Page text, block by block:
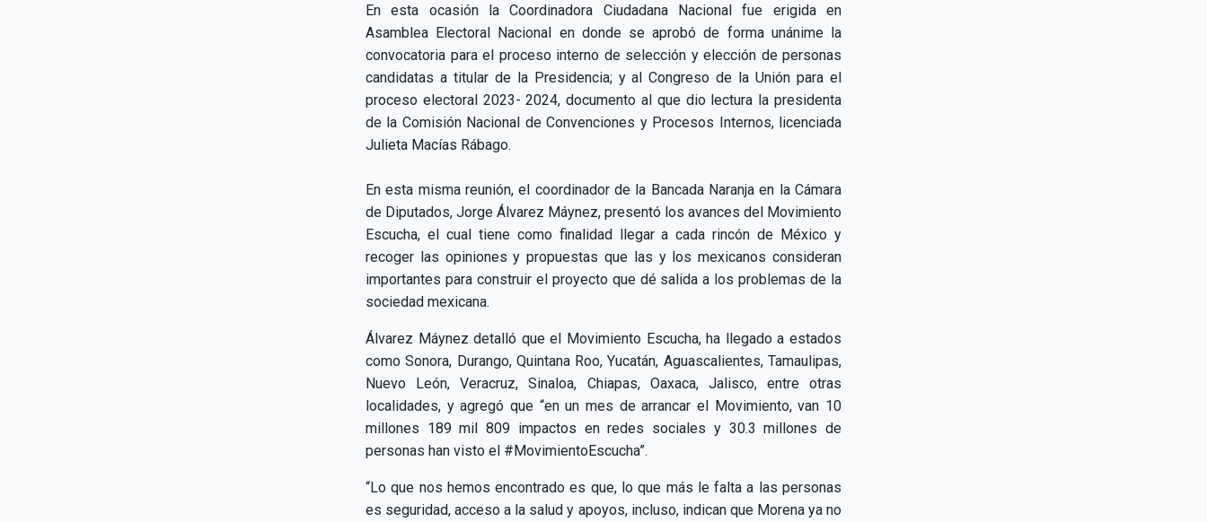
En esta ocasión la Coordinadora Ciudadana Nacional fue erigida en
Asamblea Electoral Nacional en donde se aprobó de forma unánime la
convocatoria para el proceso interno de selección y elección de personas
candidatas a titular de la Presidencia; y al Congreso de la Unión para el
proceso electoral 2023- 2024, documento al que dio lectura la presidenta
de la Comisión Nacional de Convenciones y Procesos Internos, licenciada
Julieta Macías Rábago.
En esta misma reunión, el coordinador de la Bancada Naranja en la Cámara
de Diputados, Jorge Álvarez Máynez, presentó los avances del Movimiento
Escucha, el cual tiene como finalidad llegar a cada rincón de México y
recoger las opiniones y propuestas que las y los mexicanos consideran
importantes para construir el proyecto que dé salida a los problemas de la
sociedad mexicana.
Álvarez Máynez detalló que el Movimiento Escucha, ha llegado a estados
como Sonora, Durango, Quintana Roo, Yucatán, Aguascalientes, Tamaulipas,
Nuevo León, Veracruz, Sinaloa, Chiapas, Oaxaca, Jalisco, entre otras
localidades, y agregó que “en un mes de arrancar el Movimiento, van 10
millones 189 mil 809 impactos en redes sociales y 30.3 millones de
personas han visto el #MovimientoEscucha”.
“Lo que nos hemos encontrado es que, lo que más le falta a las personas
es seguridad, acceso a la salud y apoyos, incluso, indican que Morena ya no